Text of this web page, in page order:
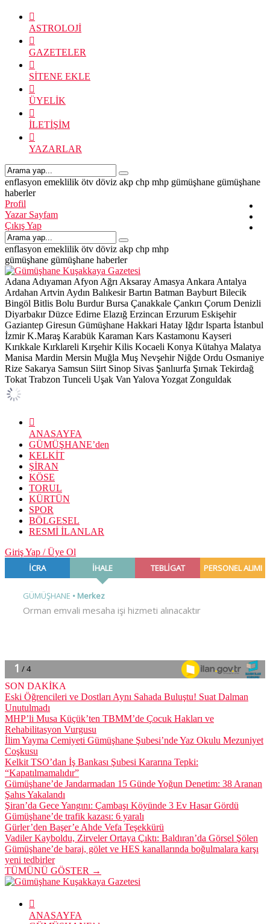
ASTROLOJİ
GAZETELER
SİTENE EKLE
ÜYELİK
İLETİŞİM
YAZARLAR
enflasyon emeklilik ötv döviz akp chp mhp gümüşhane gümüşhane
haberler
Profil
Yazar Sayfam
Çıkış Yap
enflasyon emeklilik ötv döviz akp chp mhp
gümüşhane gümüşhane haberler
Adana Adıyaman Afyon Ağrı Aksaray Amasya Ankara Antalya
Ardahan Artvin Aydın Balıkesir Bartın Batman Bayburt Bilecik
Bingöl Bitlis Bolu Burdur Bursa Çanakkale Çankırı Çorum Denizli
Diyarbakır Düzce Edirne Elazığ Erzincan Erzurum Eskişehir
Gaziantep Giresun Gümüşhane Hakkari Hatay Iğdır Isparta İstanbul
İzmir K.Maraş Karabük Karaman Kars Kastamonu Kayseri
Kırıkkale Kırklareli Kırşehir Kilis Kocaeli Konya Kütahya Malatya
Manisa Mardin Mersin Muğla Muş Nevşehir Niğde Ordu Osmaniye
Rize Sakarya Samsun Siirt Sinop Sivas Şanlıurfa Şırnak Tekirdağ
Tokat Trabzon Tunceli Uşak Van Yalova Yozgat Zonguldak
ANASAYFA
GÜMÜŞHANE’den
KELKİT
ŞİRAN
KÖSE
TORUL
KÜRTÜN
SPOR
BÖLGESEL
RESMİ İLANLAR
Giriş Yap / Üye Ol
SON DAKİKA
Eski Öğrencileri ve Dostları Aynı Sahada Buluştu! Suat Dalman
Unutulmadı
MHP’li Musa Küçük’ten TBMM’de Çocuk Hakları ve
Rehabilitasyon Vurgusu
İlim Yayma Cemiyeti Gümüşhane Şubesi’nde Yaz Okulu Mezuniyet
Coşkusu
Kelkit TSO’dan İş Bankası Şubesi Kararına Tepki:
“Kapatılmamalıdır”
Gümüşhane’de Jandarmadan 15 Günde Yoğun Denetim: 38 Aranan
Şahıs Yakalandı
Şiran’da Gece Yangını: Çambaşı Köyünde 3 Ev Hasar Gördü
Gümüşhane’de trafik kazası: 6 yaralı
Gürler’den Başer’e Ahde Vefa Teşekkürü
Vadiler Kayboldu, Zirveler Ortaya Çıktı: Baldıran’da Görsel Şölen
Gümüşhane’de baraj, gölet ve HES kanallarında boğulmalara karşı
yeni tedbirler
TÜMÜNÜ GÖSTER →
ANASAYFA